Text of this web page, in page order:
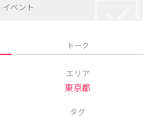
イベント
トーク
エリア
東京都
タグ